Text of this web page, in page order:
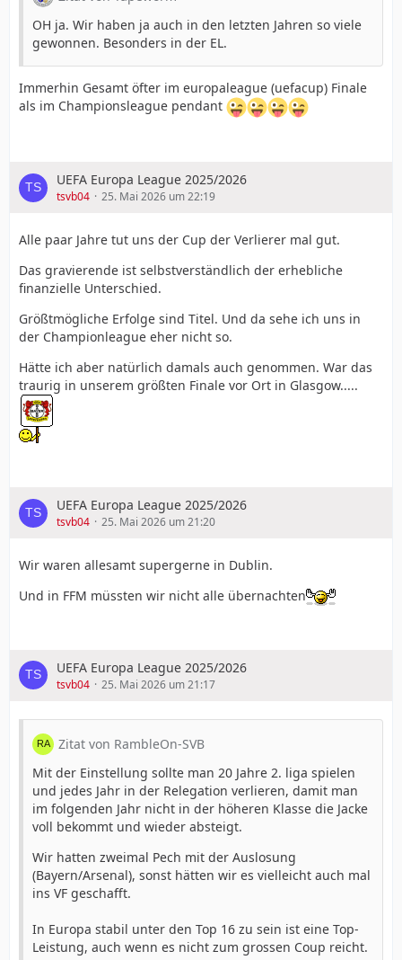
OH ja. Wir haben ja auch in den letzten Jahren so viele
gewonnen. Besonders in der EL.
Immerhin Gesamt öfter im europaleague (uefacup) Finale
als im Championsleague pendant
UEFA Europa League 2025/2026
tsvb04 25. Mai 2026 um 22:19
Alle paar Jahre tut uns der Cup der Verlierer mal gut.
Das gravierende ist selbstverständlich der erhebliche
finanzielle Unterschied.
Größtmögliche Erfolge sind Titel. Und da sehe ich uns in
der Championleague eher nicht so.
Hätte ich aber natürlich damals auch genommen. War das
traurig in unserem größten Finale vor Ort in Glasgow.....
UEFA Europa League 2025/2026
tsvb04 25. Mai 2026 um 21:20
Wir waren allesamt supergerne in Dublin.
Und in FFM müssten wir nicht alle übernachten
UEFA Europa League 2025/2026
tsvb04 25. Mai 2026 um 21:17
Zitat von RambleOn-SVB
Mit der Einstellung sollte man 20 Jahre 2. liga spielen
und jedes Jahr in der Relegation verlieren, damit man
im folgenden Jahr nicht in der höheren Klasse die Jacke
voll bekommt und wieder absteigt.
Wir hatten zweimal Pech mit der Auslosung
(Bayern/Arsenal), sonst hätten wir es vielleicht auch mal
ins VF geschafft.
In Europa stabil unter den Top 16 zu sein ist eine Top-
Leistung, auch wenn es nicht zum grossen Coup reicht.